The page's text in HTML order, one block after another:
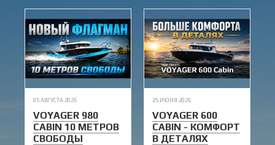
05 АВГУСТА 2026
VOYAGER 980
CABIN 10 МЕТРОВ
СВОБОДЫ
25 ИЮНЯ 2026
VOYAGER 600
CABIN - КОМФОРТ
В ДЕТАЛЯХ